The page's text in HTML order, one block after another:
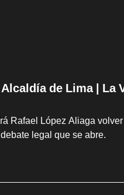
de Lima | La
Rafael López Aliaga
legal que se abre.